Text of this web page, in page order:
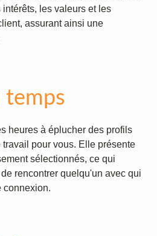
les valeurs et les
assurant ainsi une
temps
heures à éplucher des profils
pour vous. Elle présente
sélectionnés, ce qui
rencontrer quelqu'un avec qui
connexion.